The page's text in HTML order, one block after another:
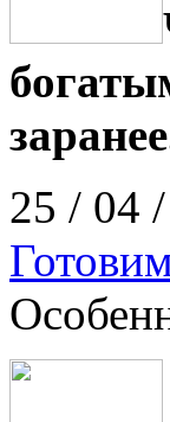
25 / 04